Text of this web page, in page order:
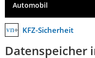
Automobil
KFZ-Sicherheit
Datenspeicher